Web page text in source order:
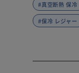
#真空断熱 保冷
#保冷 レジャー